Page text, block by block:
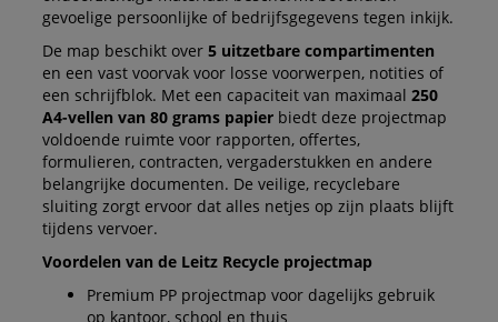
gevoelige persoonlijke of bedrijfsgegevens tegen inkijk.
De map beschikt over 5 uitzetbare compartimenten
en een vast voorvak voor losse voorwerpen, notities of
een schrijfblok. Met een capaciteit van maximaal 250
A4-vellen van 80 grams papierbiedt deze projectmap
voldoende ruimte voor rapporten, offertes,
formulieren, contracten, vergaderstukken en andere
belangrijke documenten. De veilige, recyclebare
sluiting zorgt ervoor dat alles netjes op zijn plaats blijft
tijdens vervoer.
Voordelen van de Leitz Recycle projectmap
Premium PP projectmap voor dagelijks gebruik
op kantoor, school en thuis